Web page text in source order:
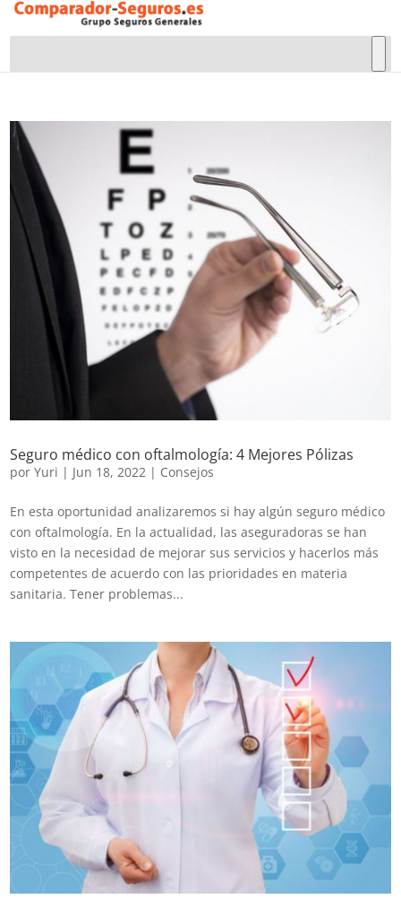
Seguro médico con oftalmología: 4 Mejores Pólizas
porYuri | Jun 18, 2022 | Consejos
En esta oportunidad analizaremos si hay algún seguro médico
con oftalmología. En la actualidad, las aseguradoras se han
visto en la necesidad de mejorar sus servicios y hacerlos más
competentes de acuerdo con las prioridades en materia
sanitaria. Tener problemas...